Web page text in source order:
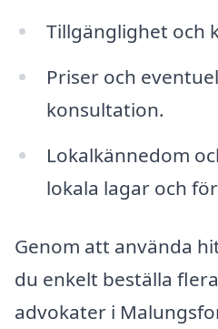
Tillgänglighet och
Priser och
konsultation.
Lokalkännedom
lokala lagar och
Genom att använda
du enkelt beställa
advokater i